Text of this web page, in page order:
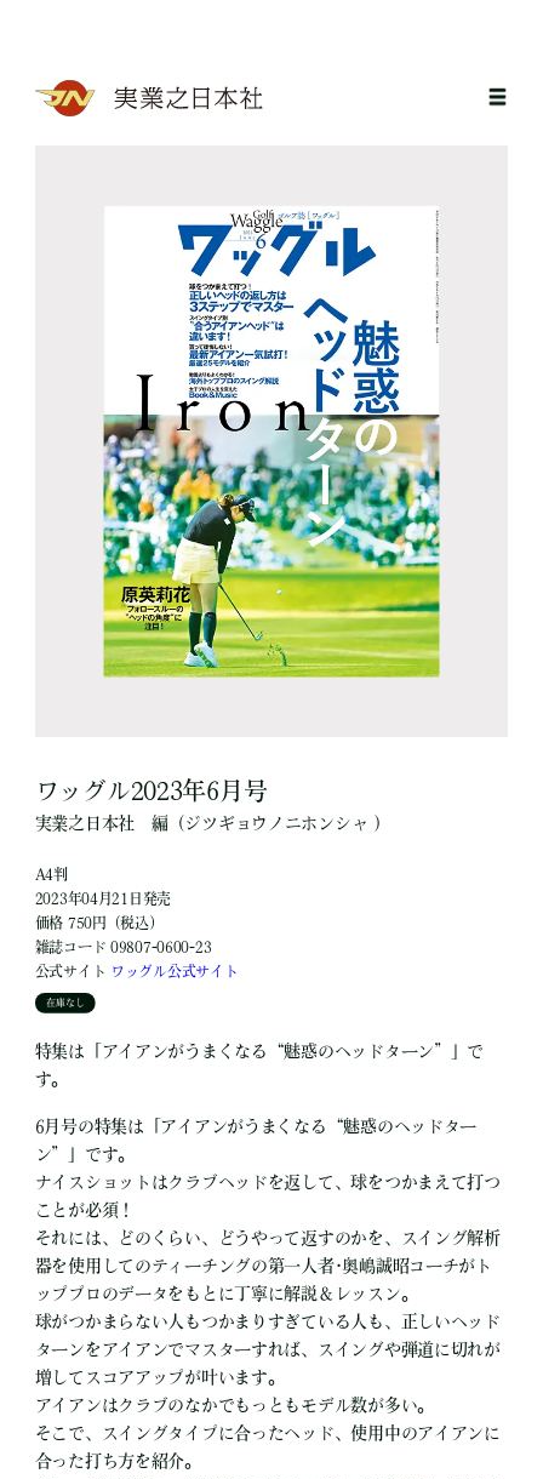
ワッグル2023年6月号
実業之日本社 編（ジツギョウノニホンシャ ）
A4判
2023年04月21日発売
価格 750円（税込）
雑誌コード 09807-0600-23
公式サイト ワッグル公式サイト
在庫なし
特集は「アイアンがうまくなる“魅惑のヘッドターン”」で
す。
6月号の特集は「アイアンがうまくなる“魅惑のヘッドター
ン”」です。
ナイスショットはクラブヘッドを返して、球をつかまえて打つ
ことが必須！
それには、どのくらい、どうやって返すのかを、スイング解析
器を使用してのティーチングの第一人者･奥嶋誠昭コーチがト
ッププロのデータをもとに丁寧に解説＆レッスン。
球がつかまらない人もつかまりすぎている人も、正しいヘッド
ターンをアイアンでマスターすれば、スイングや弾道に切れが
増してスコアアップが叶います。
アイアンはクラブのなかでもっともモデル数が多い。
そこで、スイングタイプに合ったヘッド、使用中のアイアンに
合った打ち方を紹介。